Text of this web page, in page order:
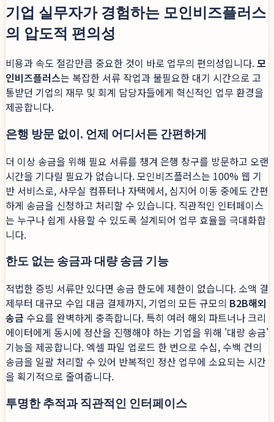
기업 실무자가 경험하는 모인비즈플러스
의 압도적 편의성
비용과 속도 절감만큼 중요한 것이 바로 업무의 편의성입니다.모
인비즈플러스는 복잡한 서류 작업과 불필요한 대기 시간으로 고
통받던 기업의 재무 및 회계 담당자들에게 혁신적인 업무 환경을
제공합니다.
은행 방문 없이, 언제 어디서든 간편하게
더 이상 송금을 위해 필요 서류를 챙겨 은행 창구를 방문하고 오랜
시간을 기다릴 필요가 없습니다. 모인비즈플러스는 100% 웹 기
반 서비스로, 사무실 컴퓨터나 자택에서, 심지어 이동 중에도 간편
하게 송금을 신청하고 처리할 수 있습니다. 직관적인 인터페이스
는 누구나 쉽게 사용할 수 있도록 설계되어 업무 효율을 극대화합
니다.
한도 없는 송금과 대량 송금 기능
적법한 증빙 서류만 있다면 송금 한도에 제한이 없습니다. 소액 결
제부터 대규모 수입 대금 결제까지, 기업의 모든 규모의 B2B해외
송금 수요를 완벽하게 충족합니다. 특히 여러 해외 파트너나 크리
에이터에게 동시에 정산을 진행해야 하는 기업을 위해 '대량 송금'
기능을 제공합니다. 엑셀 파일 업로드 한 번으로 수십, 수백 건의
송금을 일괄 처리할 수 있어 반복적인 정산 업무에 소요되는 시간
을 획기적으로 줄여줍니다.
투명한 추적과 직관적인 인터페이스